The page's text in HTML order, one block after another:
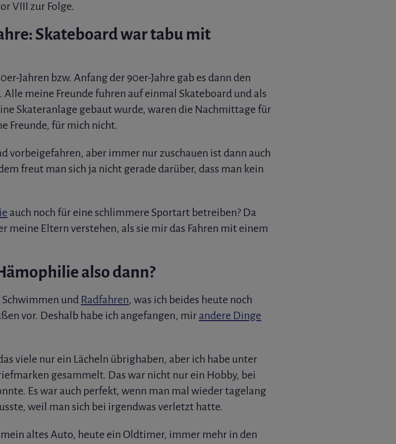
VIII zur Folge.
Skateboard war tabu mit
Jahren bzw. Anfang der 90er-Jahre gab es dann den
meine Freunde fuhren auf einmal Skateboard und als
Skateranlage gebaut wurde, waren die Nachmittage für
Freunde, für mich nicht.
vorbeigefahren, aber immer nur zuschauen ist dann auch
freut man sich ja nicht gerade darüber, dass man kein
auch noch für eine schlimmere Sportart betreiben? Da
meine Eltern verstehen, als sie mir das Fahren mit einem
also dann?
und Radfahren, was ich beides heute noch
vor. Deshalb habe ich angefangen, mir andere Dinge
viele nur ein Lächeln übrighaben, aber ich habe unter
gesammelt. Das war nicht nur ein Hobby, bei
Es war auch perfekt, wenn man mal wieder tagelang
weil man sich bei irgendwas verletzt hatte.
altes Auto, heute ein Oldtimer, immer mehr in den